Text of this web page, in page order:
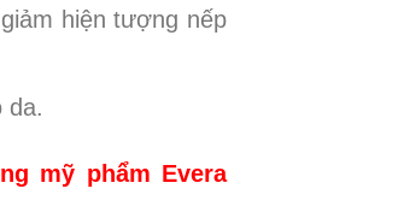
hiện tượng nếp
da.
mỹ phẩm Evera